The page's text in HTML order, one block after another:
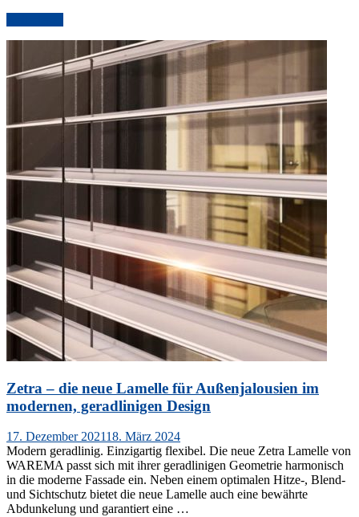
einer
Zetra – die neue Lamelle für Außenjalousien im
modernen, geradlinigen Design
Veröffentlicht
am
17. Dezember 202118. März 2024
Modern geradlinig. Einzigartig flexibel. Die neue Zetra Lamelle von
WAREMA passt sich mit ihrer geradlinigen Geometrie harmonisch
in die moderne Fassade ein. Neben einem optimalen Hitze-, Blend-
und Sichtschutz bietet die neue Lamelle auch eine bewährte
Abdunkelung und garantiert eine …